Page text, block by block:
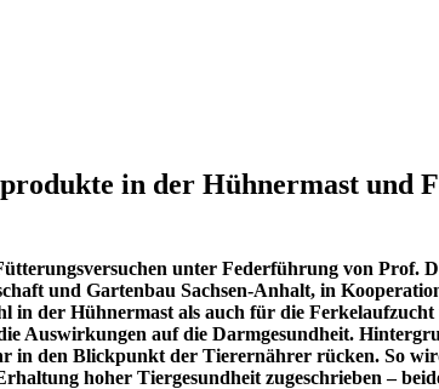
in der Hühnermast und
unter Federführung von
und Gartenbau Sachsen-Anhalt, in
in der Hühnermast als auch für die
Auswirkungen auf die Darmgesundheit.
in den Blickpunkt der Tierernährer rücken. So
hoher Tiergesundheit zugeschrieben –